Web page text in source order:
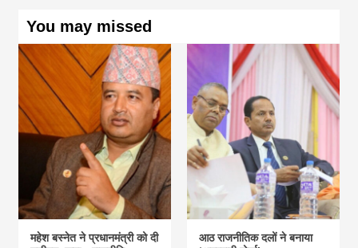
You may missed
महेश बस्नेत ने प्रधानमंत्री को दी
आठ राजनीतिक दलों ने बनाया